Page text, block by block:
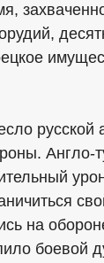
русской
Англо-
на
боевой